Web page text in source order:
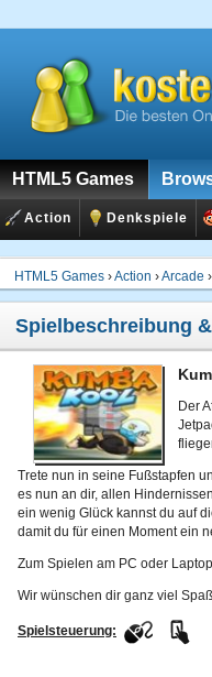
HTML5 Games
Action Denkspiele
HTML5 Games ›Action ›Arcade ›
Spielbeschreibung
Der
Trete nun in seine Fußstapfen
es nun an dir, allen
ein wenig Glück kannst du auf
damit du für einen Moment ein
Zum Spielen am PC oder
Wir wünschen dir ganz viel
Spielsteuerung: